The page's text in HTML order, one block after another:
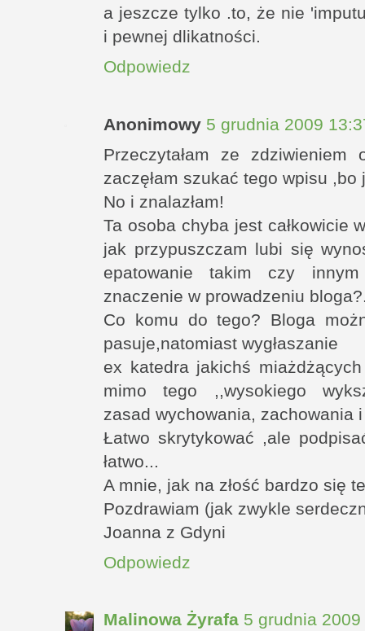
a jeszcze tylko .to, że nie
i pewnej dlikatności.
Odpowiedz
Anonimowy 5 grudnia 2009
Przeczytałam ze
zaczęłam szukać tego wpisu ,bo
No i znalazłam!
Ta osoba chyba jest całkowicie
jak przypuszczam lubi się
epatowanie takim czy innym
znaczenie w prowadzeniu
Co komu do tego? Bloga
pasuje,natomiast wygłaszanie
ex katedra jakichś
mimo tego ,,wysokiego
zasad wychowania, zachowania
Łatwo skrytykować ,ale
łatwo...
A mnie, jak na złość bardzo się
Pozdrawiam (jak zwykle
Joanna z Gdyni
Odpowiedz
Malinowa Żyrafa 5 grudnia